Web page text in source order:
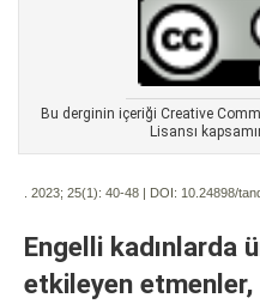
Bu derginin içeriği Creative
Lisansı
. 2023; 25(1): 40-48 | DOI: 10.24898/
Engelli kadınlarda
etkileyen etmenler,